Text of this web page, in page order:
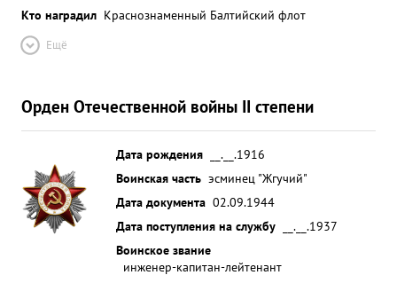
Кто наградил Краснознаменный Балтийский флот
Ещё
Орден Отечественной войны II степени
Дата рождения
__.__.1916
Воинская часть эсминец "Жгучий"
Дата документа 02.09.1944
Дата поступления на службу
__.__.1937
Воинское звание
инженер-капитан-лейтенант